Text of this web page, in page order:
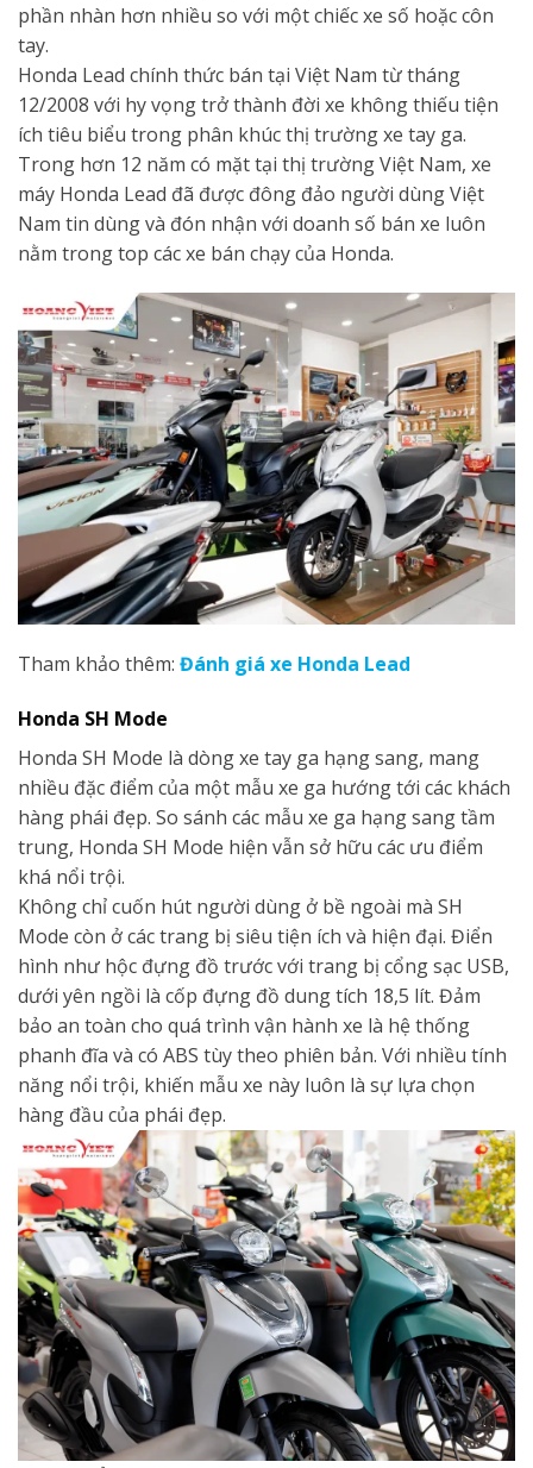
phần nhàn hơn nhiều so với một chiếc xe số hoặc côn
tay.
Honda Lead chính thức bán tại Việt Nam từ tháng
12/2008 với hy vọng trở thành đời xe không thiếu tiện
ích tiêu biểu trong phân khúc thị trường xe tay ga.
Trong hơn 12 năm có mặt tại thị trường Việt Nam, xe
máy Honda Lead đã được đông đảo người dùng Việt
Nam tin dùng và đón nhận với doanh số bán xe luôn
nằm trong top các xe bán chạy của Honda.
Tham khảo thêm: Đánh giá xe Honda Lead
Honda SH Mode
Honda SH Mode là dòng xe tay ga hạng sang, mang
nhiều đặc điểm của một mẫu xe ga hướng tới các khách
hàng phái đẹp. So sánh các mẫu xe ga hạng sang tầm
trung, Honda SH Mode hiện vẫn sở hữu các ưu điểm
khá nổi trội.
Không chỉ cuốn hút người dùng ở bề ngoài mà SH
Mode còn ở các trang bị siêu tiện ích và hiện đại. Điển
hình như hộc đựng đồ trước với trang bị cổng sạc USB,
dưới yên ngồi là cốp đựng đồ dung tích 18,5 lít. Đảm
bảo an toàn cho quá trình vận hành xe là hệ thống
phanh đĩa và có ABS tùy theo phiên bản. Với nhiều tính
năng nổi trội, khiến mẫu xe này luôn là sự lựa chọn
hàng đầu của phái đẹp.